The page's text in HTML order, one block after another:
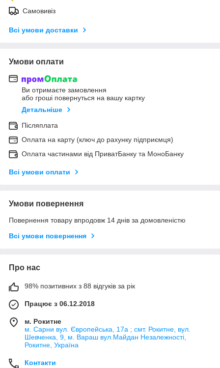
Самовивіз
Всі умови доставки
Умови оплати
Ви отримаєте замовлення
або гроші повернуться на вашу картку
Детальніше
Післяплата
Оплата на карту (ключ до рахунку підприємця)
Оплата частинами від ПриватБанку та МоноБанку
Всі умови оплати
Умови повернення
Повернення товару впродовж 14 днів за домовленістю
Всі умови повернення
Про нас
98% позитивних з 88 відгуків за рік
Працює з 06.12.2018
м. Рокитне
м. Сарни вул. Європейська, 17а ; смт. Рокитне, вул.
Шевченка, 9, м. Вараш вул.Майдан Незалежності,
Рокитне, Україна
Контакти